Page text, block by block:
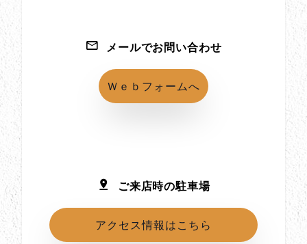
メールでお問い合わせ
Ｗｅｂフォームへ
ご来店時の駐車場
アクセス情報はこちら
所在地